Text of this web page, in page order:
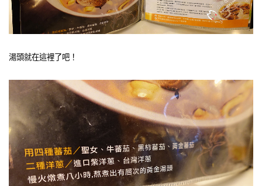
湯頭就在這裡了吧！